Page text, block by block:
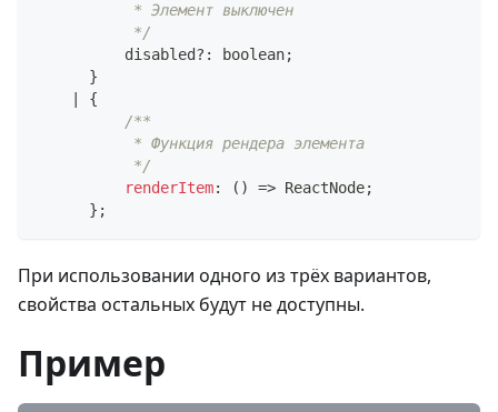
           * Элемент выключен
           */
          disabled
? : boolean;
}
{
/**
           * Функция рендера элемента
           */
renderItem: ( ) => ReactNode;
} ;
При использовании одного из трёх вариантов,
свойства остальных будут не доступны.
Пример